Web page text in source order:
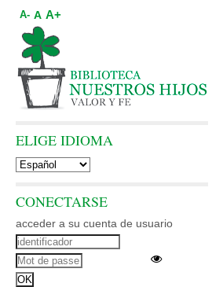
A- A A+
ELIGE IDIOMA
CONECTARSE
acceder a su cuenta de usuario